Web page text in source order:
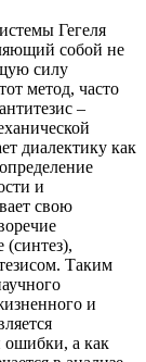
Гегеля
собой не
силу
метод, часто
–
диалектику как
и
свою
(синтез),
Таким
и
ошибки, а как